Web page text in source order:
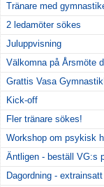
Tränare med
2 ledamöter sökes
Juluppvisning
Välkomna på Årsmöte
Grattis Vasa
Kick-off
Fler tränare sökes!
Workshop om psykisk
Äntligen - beställ VG:s
Dagordning -